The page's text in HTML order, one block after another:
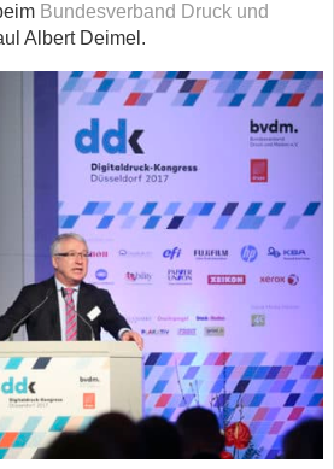
Bundesverband Druck und
Albert Deimel.